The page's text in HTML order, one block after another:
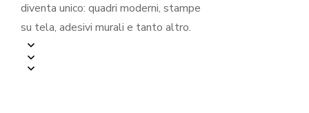
diventa unico: quadri moderni, stampe
su tela, adesivi murali e tanto altro.